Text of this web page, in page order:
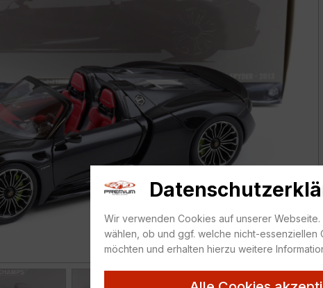
Wir verwenden Cookies auf unserer
wählen, ob und ggf. welche nicht-essenziellen
möchten und erhalten hierzu weitere